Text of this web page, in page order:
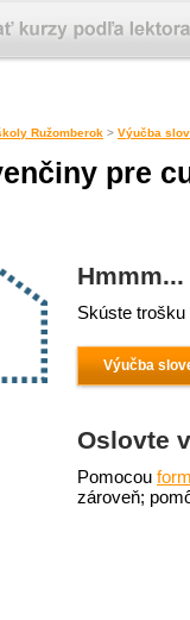
Ružomberok > Výučba
pre
Skúste
Výučba
Oslovte
Pomocou
zároveň;